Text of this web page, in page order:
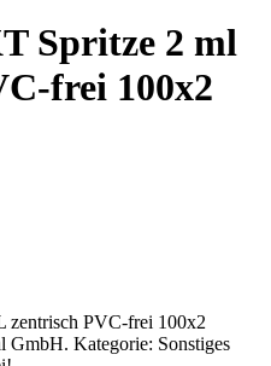
Spritze 2 ml
frei 100x2
PVC-frei 100x2
Kategorie: Sonstiges